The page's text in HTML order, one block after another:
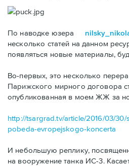
По наводке юзера
несколько статей на данном
появляться новые материалы,
Во-первых, это несколько
Парижского мирного договора
опубликованная в моем ЖЖ за
http://tsargrad.tv/article/2016/03/
pobeda-evropejskogo-koncerta
И небольшую реплику,
на вооружение танка ИС-3.